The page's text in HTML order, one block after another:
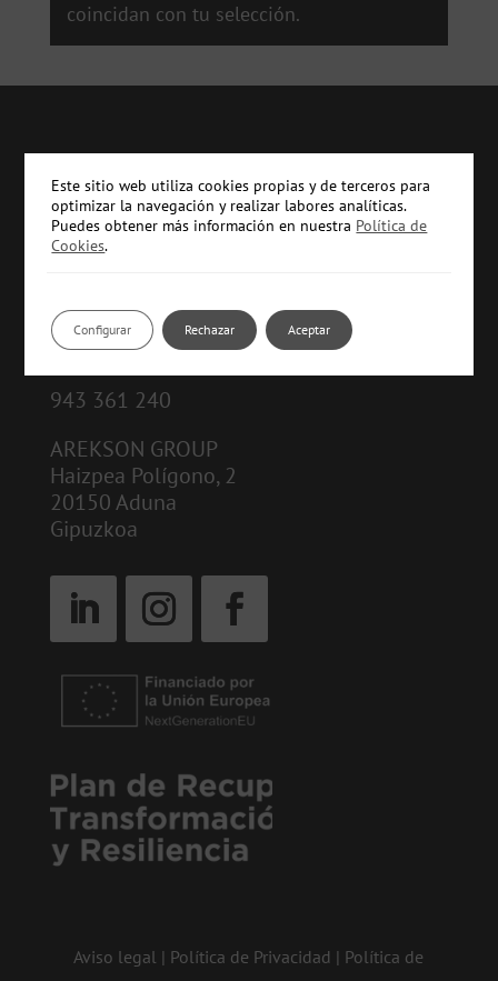
coincidan con tu selección.
info@arekson.com
943 361 240
AREKSON GROUP
Haizpea Polígono, 2
20150 Aduna
Gipuzkoa
Aviso legal | Política de Privacidad | Política de
Este sitio web utiliza cookies propias y de terceros para
optimizar la navegación y realizar labores analíticas.
Puedes obtener más información en nuestra Política de
Cookies.
Aceptar
Rechazar
Configurar